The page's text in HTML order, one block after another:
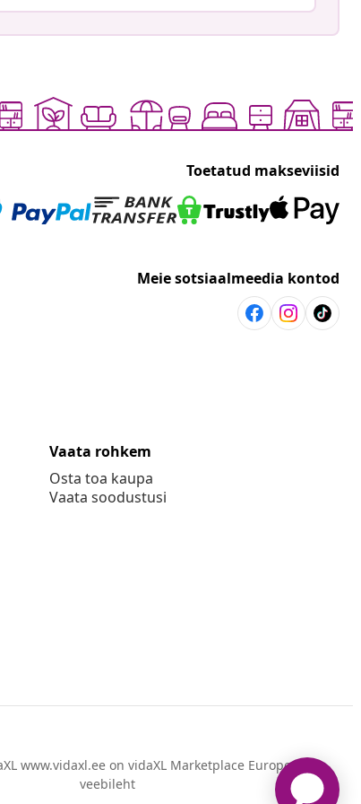
Toetatud makseviisid
Meie sotsiaalmeedia kontod
Vaata rohkem
Osta toa kaupa
Vaata soodustusi
www.vidaxl.ee on vidaXL Marketplace Europe B.V.
veebileht